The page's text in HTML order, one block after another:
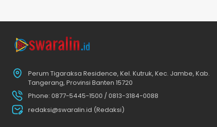
Perum Tigaraksa Residence, Kel. Kutruk, Kec. Jambe, Kab.
Tangerang, Provinsi Banten 15720
Phone: 0877-5445-1500 / 0813-3184-0088
redaksi@swaralin.id (Redaksi)